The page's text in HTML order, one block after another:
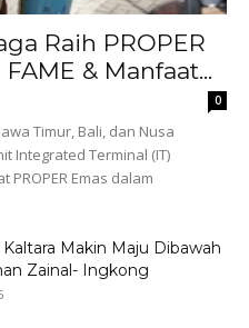
Raih PROPER
& Manfaat...
0
Timur, Bali, dan Nusa
Integrated Terminal (IT)
Emas dalam
Makin Maju Dibawah
Zainal- Ingkong